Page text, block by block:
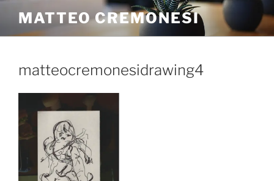
MATTEO CREMONESI
matteocremonesidrawing4